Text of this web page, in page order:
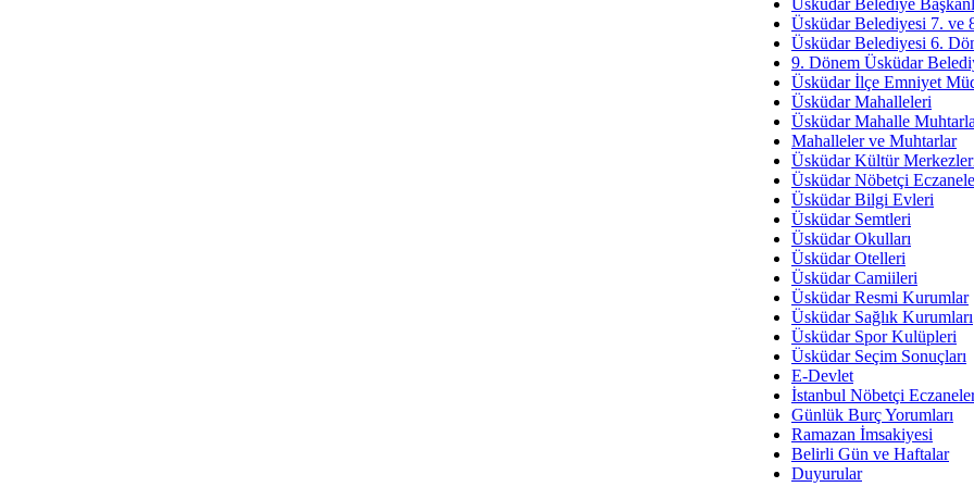
İmar Sorunlarının Genel
Arakan
Bayramın
Ruhsal
Üsküdar
Üsküdar Belediye
Üsküdar Belediyesi 7. ve
Üsküdar Belediyesi 6.
9. Dönem Üsküdar
Üsküdar İlçe Emniyet
Üsküdar Mahalleleri
Üsküdar Mahalle
Mahalleler ve Muhtarlar
Üsküdar Kültür
Üsküdar Nöbetçi
Üsküdar Bilgi Evleri
Üsküdar Semtleri
Üsküdar Okulları
Üsküdar Otelleri
Üsküdar Camiileri
Üsküdar Resmi Kurumlar
Üsküdar Sağlık Kurumları
Üsküdar Spor Kulüpleri
Üsküdar Seçim Sonuçları
E-Devlet
İstanbul Nöbetçi
Günlük Burç Yorumları
Ramazan İmsakiyesi
Belirli Gün ve Haftalar
Duyurular